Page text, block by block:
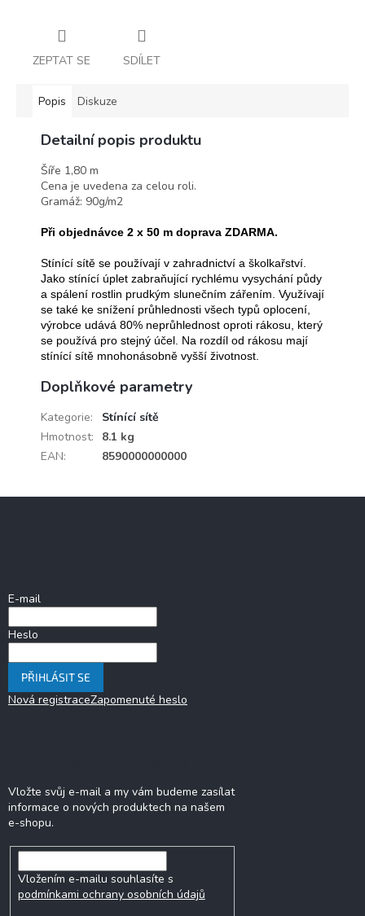
ZEPTAT SE SDÍLET
Popis Diskuze
Detailní popis produktu
Šíře 1,80 m
Cena je uvedena za celou roli.
Gramáž: 90g/m2
Při objednávce 2 x 50 m doprava ZDARMA.
Stínící sítě se používají v zahradnictví a školkařství.
Jako stínící úplet zabraňující rychlému vysychání půdy
a spálení rostlin prudkým slunečním zářením. Využívají
se také ke snížení průhlednosti všech typů oplocení,
výrobce udává 80% neprůhlednost oproti rákosu, který
se používá pro stejný účel. Na rozdíl od rákosu mají
stínící sítě mnohonásobně vyšší životnost.
Doplňkové parametry
Kategorie:
Stínící sítě
Hmotnost:
8.1 kg
EAN: 8590000000000
E-mail
Heslo
PŘIHLÁSIT SE
Nová registraceZapomenuté heslo
Vložte svůj e-mail a my vám budeme zasílat
informace o nových produktech na našem
e-shopu.
Vložením e-mailu souhlasíte s
podmínkami ochrany osobních údajů